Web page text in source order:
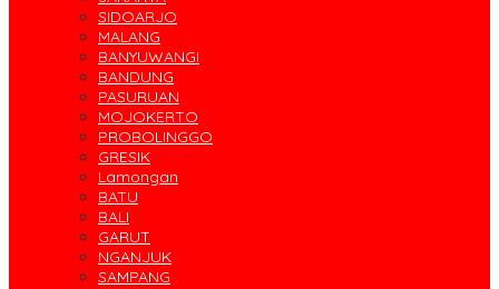
SIDOARJO
MALANG
BANYUWANGI
BANDUNG
PASURUAN
MOJOKERTO
PROBOLINGGO
GRESIK
Lamongan
BATU
BALI
GARUT
NGANJUK
SAMPANG